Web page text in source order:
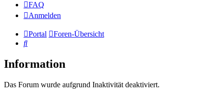
FAQ
Anmelden
Portal
Foren-Übersicht
Suche
Information
Das Forum wurde aufgrund Inaktivität deaktiviert.